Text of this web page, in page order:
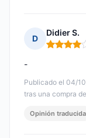
D
Didier S.
Nota: 4 de
Publicado el 04/
tras una compra
-
Opinión traducida